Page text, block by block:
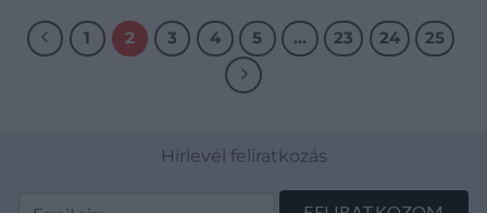
1 2 3 4 5 … 23 24 25
Hírlevél feliratkozás